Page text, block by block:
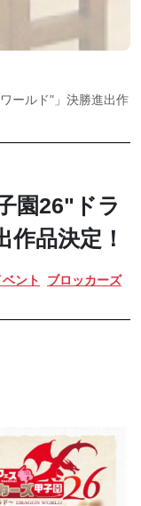
ールド"」決勝進出作
園26"ドラ
品決定！
ベント
ブロッカーズ